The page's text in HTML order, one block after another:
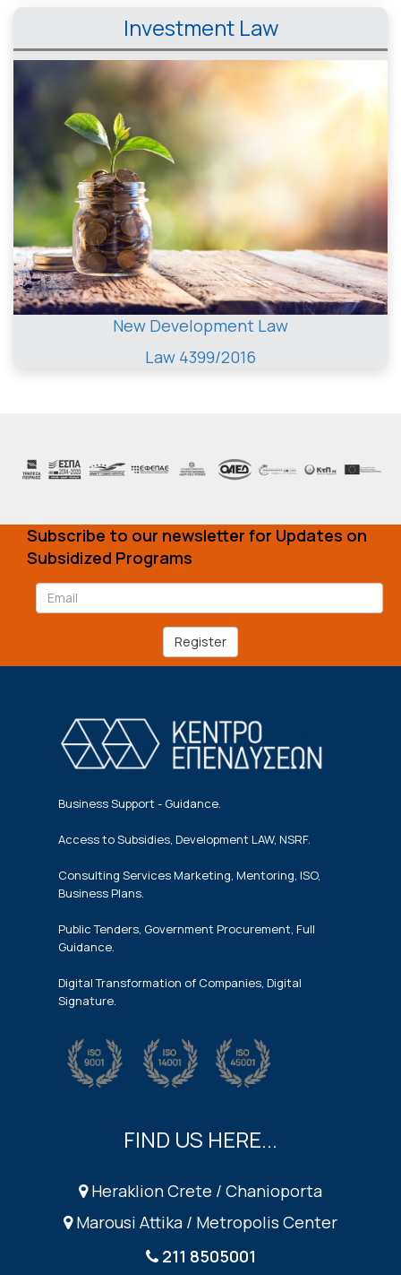
Investment Law
New Development Law
Law 4399/2016
Subscribe to our newsletter for Updates on
Subsidized Programs
Register
Business Support - Guidance.
Access to Subsidies, Development LAW, NSRF.
Consulting Services Marketing, Mentoring, ISO,
Business Plans.
Public Tenders, Government Procurement, Full
Guidance.
Digital Transformation of Companies, Digital
Signature.
FIND US HERE...
Heraklion Crete / Chanioporta
Marousi Attika / Metropolis Center
211 8505001